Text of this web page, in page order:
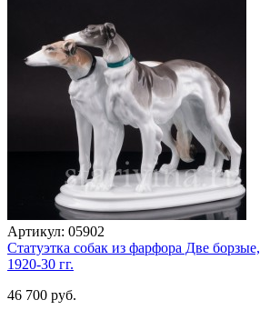
Артикул: 05902
Статуэтка собак из фарфора Две
1920-30 гг.
46 700 руб.